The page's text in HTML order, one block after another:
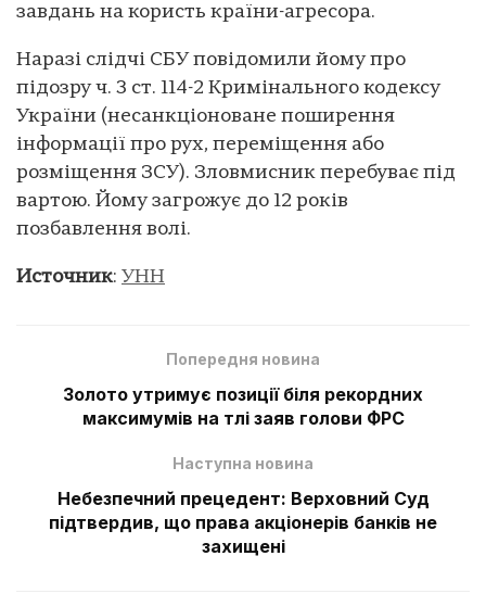
завдань на користь країни-агресора.
Наразі слідчі СБУ повідомили йому про
підозру ч. 3 ст. 114-2 Кримінального кодексу
України (несанкціоноване поширення
інформації про рух, переміщення або
розміщення ЗСУ). Зловмисник перебуває під
вартою. Йому загрожує до 12 років
позбавлення волі.
Источник: УНН
Попередня новина
Золото утримує позиції біля рекордних
максимумів на тлі заяв голови ФРС
Наступна новина
Небезпечний прецедент: Верховний Суд
підтвердив, що права акціонерів банків не
захищені